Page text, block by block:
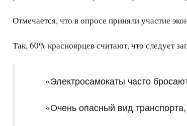
Отмечается, что в опросе приняли участие
Так, 60% красноярцев считают, что следует
«Электросамокаты часто
«Очень опасный вид